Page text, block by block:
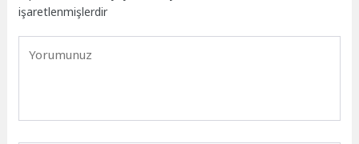
işaretlenmişlerdir